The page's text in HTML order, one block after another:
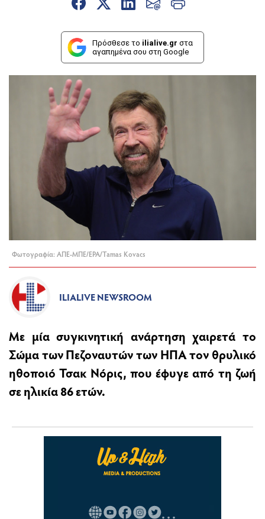
Πρόσθεσε το ilialive.gr στα
αγαπημένα σου στη Google
Φωτογραφία: ΑΠΕ-ΜΠΕ/EPA/Tamas Kovacs
ILIALIVE NEWSROOM
Με μία συγκινητική ανάρτηση χαιρετά το
Σώμα των Πεζοναυτών των ΗΠΑ τον θρυλικό
ηθοποιόΤσακ Νόρις, που έφυγε από τη ζωή
σε ηλικία 86 ετών.